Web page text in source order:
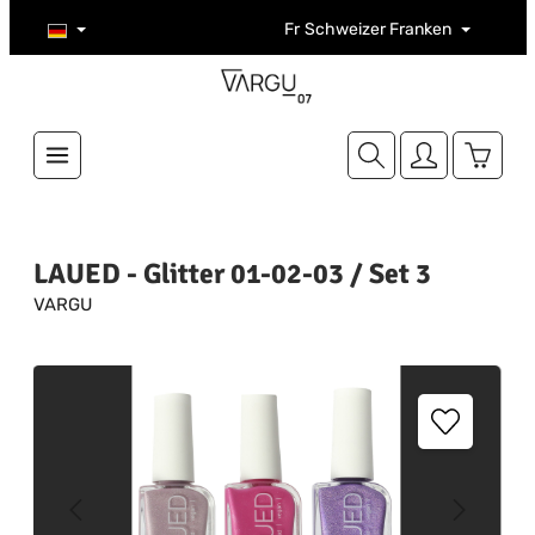
Zum Hauptinhalt springen Fr Schweizer Franken
LAUED - Glitter 01-02-03 / Set 3
VARGU
Bildergalerie überspringen